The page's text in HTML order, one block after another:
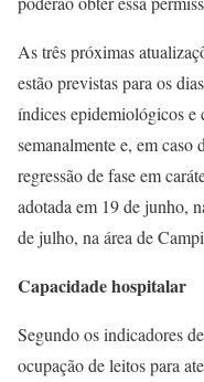
As três próximas
estão previstas para os
índices epidemiológicos e
semanalmente e, em caso
regressão de fase em
adotada em 19 de junho,
de julho, na área de
Capacidade hospitalar
Segundo os indicadores
ocupação de leitos para